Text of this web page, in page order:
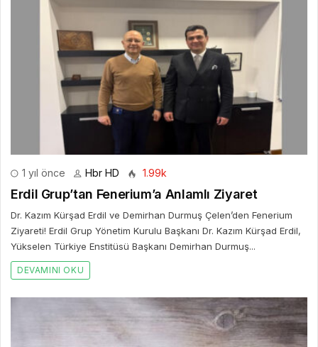
1 yıl önce Hbr HD 1.99k
Erdil Grup’tan Fenerium’a Anlamlı Ziyaret
Dr. Kazım Kürşad Erdil ve Demirhan Durmuş Çelen’den Fenerium
Ziyareti! Erdil Grup Yönetim Kurulu Başkanı Dr. Kazım Kürşad Erdil,
Yükselen Türkiye Enstitüsü Başkanı Demirhan Durmuş...
DEVAMINI OKU